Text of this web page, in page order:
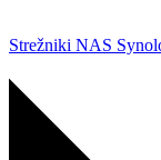
Strežniki NAS